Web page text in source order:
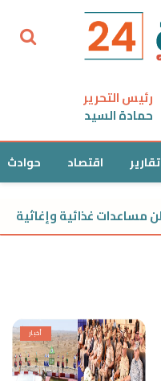
رئيس التحرير
حمادة السيد
تقارير اقتصاد حوادث
أخبار